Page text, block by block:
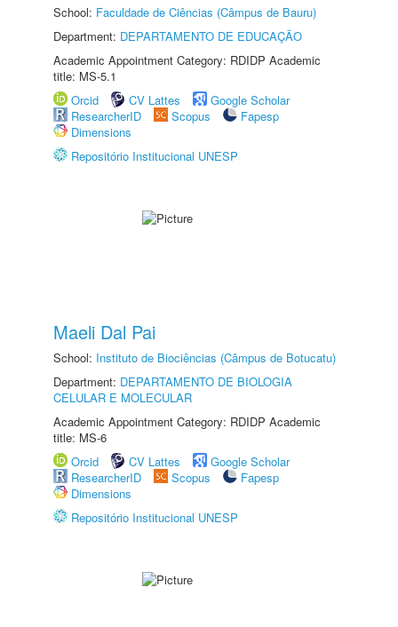
School: Faculdade de Ciências (Câmpus de Bauru)
Department: DEPARTAMENTO DE EDUCAÇÃO
Academic Appointment Category: RDIDP Academic
title: MS-5.1
Orcid
CV Lattes
Google Scholar
ResearcherID
Scopus
Fapesp
Dimensions
Repositório Institucional UNESP
Maeli Dal Pai
School: Instituto de Biociências (Câmpus de Botucatu)
Department: DEPARTAMENTO DE BIOLOGIA
CELULAR E MOLECULAR
Academic Appointment Category: RDIDP Academic
title: MS-6
Orcid
CV Lattes
Google Scholar
ResearcherID
Scopus
Fapesp
Dimensions
Repositório Institucional UNESP